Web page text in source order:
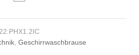
,Geschirrwaschbrause